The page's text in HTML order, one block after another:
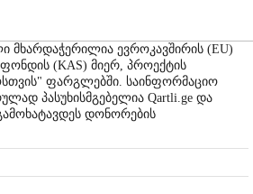
მხარდაჭერილია ევროკავშირის (EU)
(KAS) მიერ, პროექტის
ფარგლებში. საინფორმაციო
პასუხისმგებელია Qartli.ge და
დონორების